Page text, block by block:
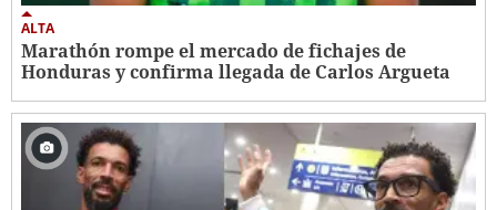
ALTA
Marathón rompe el mercado de fichajes de
Honduras y confirma llegada de Carlos Argueta